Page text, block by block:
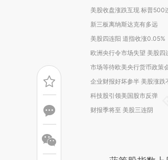
美股收盘涨跌互现 标普500
新三板离纳斯达克有多远
美股四连阳 道指收涨0.05%
欧洲央行令市场失望 美股四
市场等待欧美央行货币政策
企业财报好坏参半 美股涨跌
科技股引领美国股市反弹
财报季将至 美股三连阴